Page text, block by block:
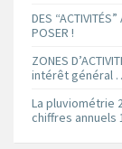
DES
POSER !
ZONES
intérêt général
La pluviométrie
chiffres annuels